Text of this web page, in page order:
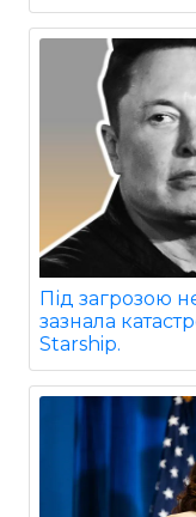
Під загрозою
зазнала
Starship.